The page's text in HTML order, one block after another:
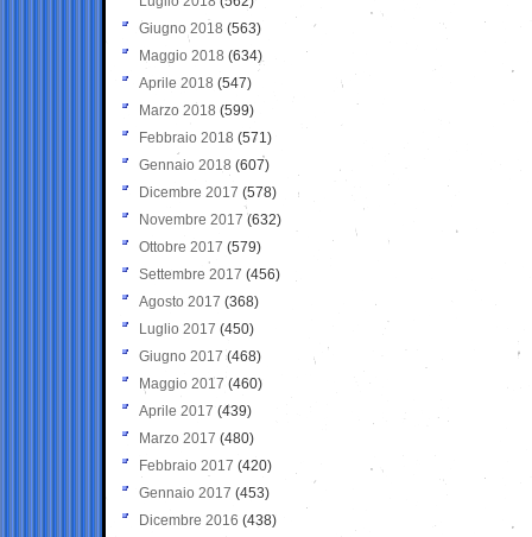
Giugno 2018 (563)
Maggio 2018 (634)
Aprile 2018 (547)
Marzo 2018 (599)
Febbraio 2018 (571)
Gennaio 2018 (607)
Dicembre 2017 (578)
Novembre 2017 (632)
Ottobre 2017 (579)
Settembre 2017 (456)
Agosto 2017 (368)
Luglio 2017 (450)
Giugno 2017 (468)
Maggio 2017 (460)
Aprile 2017 (439)
Marzo 2017 (480)
Febbraio 2017 (420)
Gennaio 2017 (453)
Dicembre 2016 (438)